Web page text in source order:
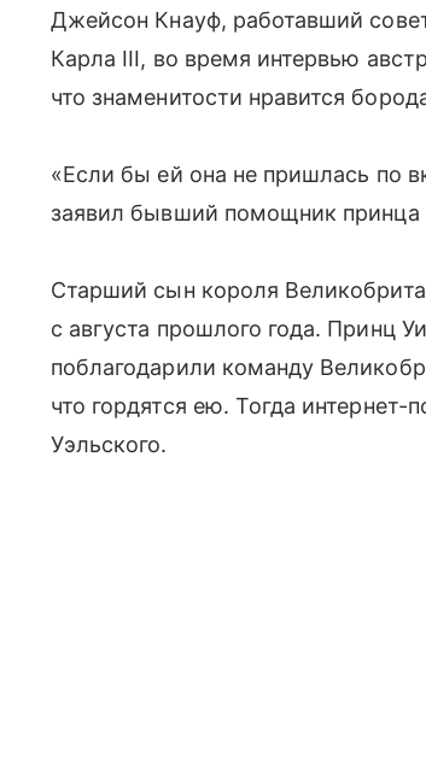
Джейсон Кнауф, работавший
Карла III, во время интервью
что знаменитости нравится
«Если бы ей она не пришлась по
заявил бывший помощник принца
Старший сын короля
с августа прошлого года. Принц
поблагодарили команду
что гордятся ею. Тогда
Уэльского.